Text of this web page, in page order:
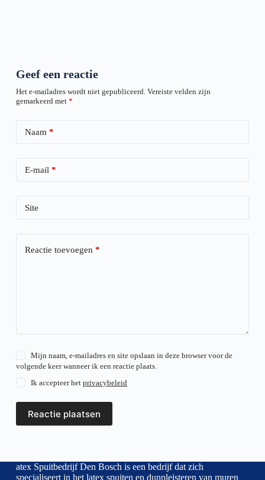
Geef een reactie
Het e-mailadres wordt niet gepubliceerd. Vereiste velden zijn
gemarkeerd met *
Naam *
E-mail *
Site
Reactie toevoegen *
Mijn naam, e-mailadres en site opslaan in deze browser voor de
volgende keer wanneer ik een reactie plaats.
Ik accepteer hetprivacybeleid
Reactie plaatsen
atex Spuitbedrijf Den Bosch is een bedrijf dat zich
specialiseert in het latex spuiten en dunpleisteren van muren